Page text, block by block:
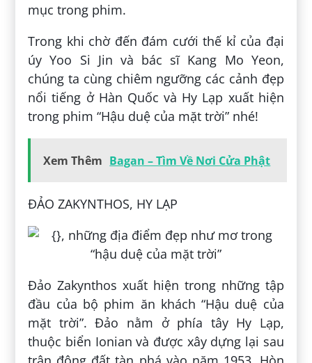
mục trong phim.
Trong khi chờ đến đám cưới thế kỉ của đại
úy Yoo Si Jin và bác sĩ Kang Mo Yeon,
chúng ta cùng chiêm ngưỡng các cảnh đẹp
nổi tiếng ở Hàn Quốc và Hy Lạp xuất hiện
trong phim “Hậu duệ của mặt trời” nhé!
Xem Thêm Bagan – Tìm Về Nơi Cửa Phật
ĐẢO ZAKYNTHOS, HY LẠP
Đảo Zakynthos xuất hiện trong những tập
đầu của bộ phim ăn khách “Hậu duệ của
mặt trời”. Đảo nằm ở phía tây Hy Lạp,
thuộc biển Ionian và được xây dựng lại sau